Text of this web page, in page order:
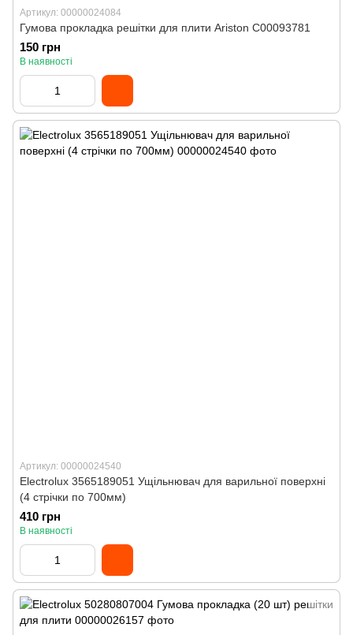
Артикул: 00000024084
Гумова прокладка решітки для плити Ariston C00093781
150 грн
В наявності
Артикул: 00000024540
Electrolux 3565189051 Ущільнювач для варильної поверхні
(4 стрічки по 700мм)
410 грн
В наявності